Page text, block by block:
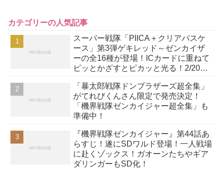
カテゴリーの人気記事
スーパー戦隊「PIICA＋クリアパスケ
ース」第3弾ゲキレッド～ゼンカイザ
ーの全16種が登場！ICカードに重ねて
ピッとかざすとピカッと光る！2/20ま
「暴太郎戦隊ドンブラザーズ超全集」
がてれびくんさん限定で発売決定！
「機界戦隊ゼンカイジャー超全集」も
準備中！
『機界戦隊ゼンカイジャー』第44話あ
らすじ！遂にSDワルド登場！一人戦場
に赴くゾックス！ガオーンたちやギア
ダリンガーもSD化！